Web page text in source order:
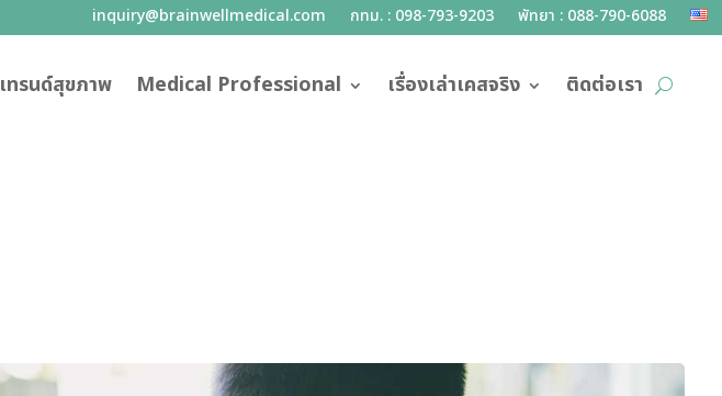
inquiry@brainwellmedical.com กทม. : 098-793-9203 พัทยา : 088-790-6088
เทรนด์สุขภาพ Medical Professional เรื่องเล่าเคสจริง ติดต่อเรา